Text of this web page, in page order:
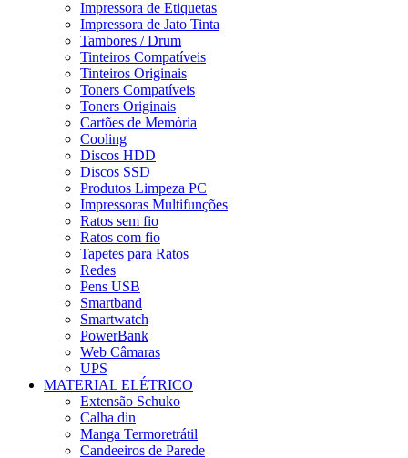
Impressora de Etiquetas
Impressora de Jato Tinta
Tambores / Drum
Tinteiros Compatíveis
Tinteiros Originais
Toners Compatíveis
Toners Originais
Cartões de Memória
Cooling
Discos HDD
Discos SSD
Produtos Limpeza PC
Impressoras Multifunções
Ratos sem fio
Ratos com fio
Tapetes para Ratos
Redes
Pens USB
Smartband
Smartwatch
PowerBank
Web Câmaras
UPS
MATERIAL ELÉTRICO
Extensão Schuko
Calha din
Manga Termoretrátil
Candeeiros de Parede